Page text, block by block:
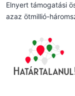
Elnyert támogatási
azaz ötmillió-